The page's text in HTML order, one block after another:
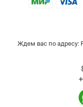
Ждем вас по адресу: